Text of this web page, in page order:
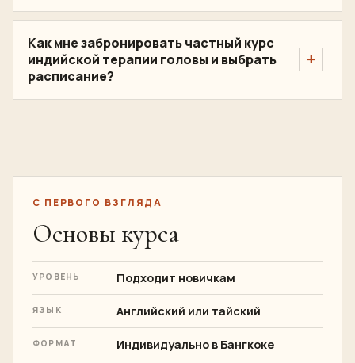
Как мне забронировать частный курс
индийской терапии головы и выбрать
расписание?
С ПЕРВОГО ВЗГЛЯДА
Основы курса
УРОВЕНЬ Подходит новичкам
ЯЗЫК Английский или тайский
ФОРМАТ Индивидуально в Бангкоке